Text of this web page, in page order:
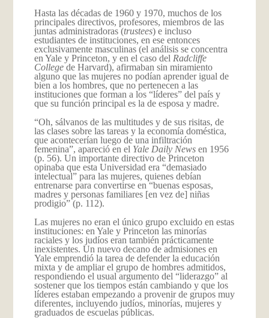
Hasta las décadas de 1960 y 1970, muchos de los
principales directivos, profesores, miembros de las
juntas administradoras (trustees) e incluso
estudiantes de instituciones, en ese entonces
exclusivamente masculinas (el análisis se concentra
en Yale y Princeton, y en el caso del Radcliffe
Collegede Harvard), afirmaban sin miramiento
alguno que las mujeres no podían aprender igual de
bien a los hombres, que no pertenecen a las
instituciones que forman a los “líderes” del país y
que su función principal es la de esposa y madre.
“Oh, sálvanos de las multitudes y de sus risitas, de
las clases sobre las tareas y la economía doméstica,
que acontecerían luego de una infiltración
femenina”, apareció en el Yale Daily Newsen 1956
(p. 56). Un importante directivo de Princeton
opinaba que esta Universidad era “demasiado
intelectual” para las mujeres, quienes debían
entrenarse para convertirse en “buenas esposas,
madres y personas familiares [en vez de] niñas
prodigio” (p. 112).
Las mujeres no eran el único grupo excluido en estas
instituciones: en Yale y Princeton las minorías
raciales y los judíos eran también prácticamente
inexistentes. Un nuevo decano de admisiones en
Yale emprendió la tarea de defender la educación
mixta y de ampliar el grupo de hombres admitidos,
respondiendo el usual argumento del “liderazgo” al
sostener que los tiempos están cambiando y que los
líderes estaban empezando a provenir de grupos muy
diferentes, incluyendo judíos, minorías, mujeres y
graduados de escuelas públicas.